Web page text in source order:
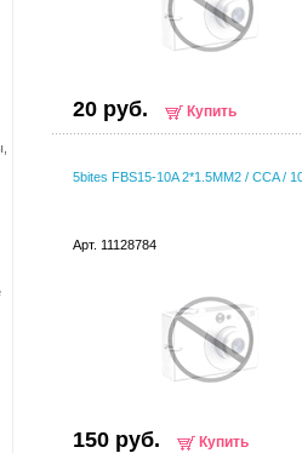
20 руб. Купить
5bites FBS15-10A 2*1.5ММ2 / CCA /
Арт. 11128784
150 руб. Купить